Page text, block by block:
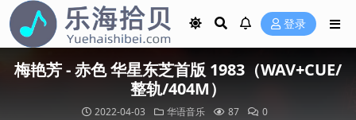
登录
梅艳芳 - 赤色 华星东芝首版 1983（WAV+CUE/
整轨/404M）
2022-04-03 华语音乐 87 0